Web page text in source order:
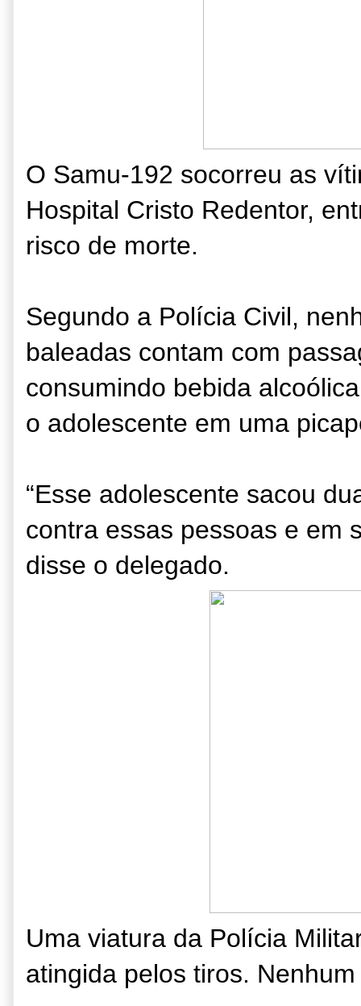
O Samu-192 socorreu as
Hospital Cristo Redentor,
risco de morte.
Segundo a Polícia Civil,
baleadas contam com
consumindo bebida
o adolescente em uma
“Esse adolescente sacou
contra essas pessoas e em
disse o delegado.
Uma viatura da Polícia
atingida pelos tiros.